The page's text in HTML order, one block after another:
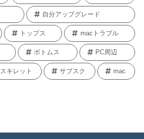
自分アップグレード
トップス macトラブル
ボトムス PC周辺
スキレット サブスク mac